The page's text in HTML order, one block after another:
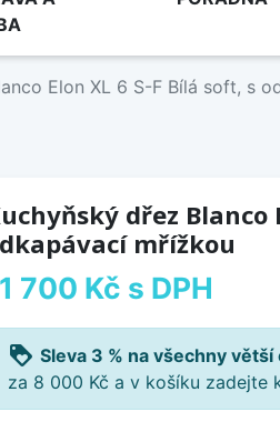
Elon XL 6 S-F Bílá soft, s
dřez Blanco
mřížkou
700 Kč s DPH
loyalty Sleva 3 % na všechny
za 8 000 Kč a v košíku zadejte